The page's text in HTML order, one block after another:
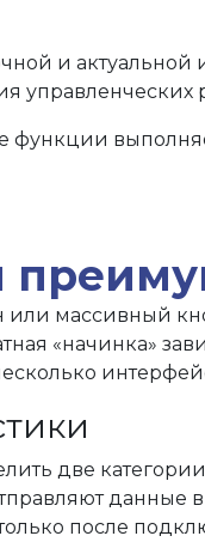
и
функции
массивный
«начинка»
две
данные
после